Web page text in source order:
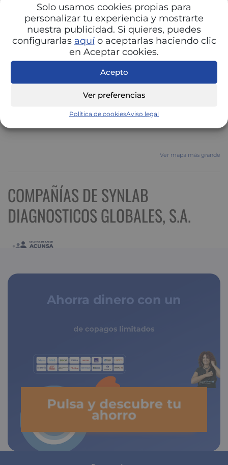
Solo usamos cookies propias para
personalizar tu experiencia y mostrarte
nuestra publicidad. Si quieres, puedes
configurarlas aquío aceptarlas haciendo clic
en Aceptar cookies.
Acepto
Ver preferencias
Política de cookiesAviso legal
Ver mapa más grande
COMPAÑÍAS DE SYNLAB
DIAGNOSTICOS GLOBALES, S.A.
Ahorra dinero con un
de copagos limitados
Pulsa y descubre tu
ahorro